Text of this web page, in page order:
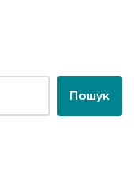
Пошук